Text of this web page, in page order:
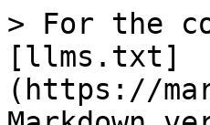
> For the
[llms.txt]
(https://